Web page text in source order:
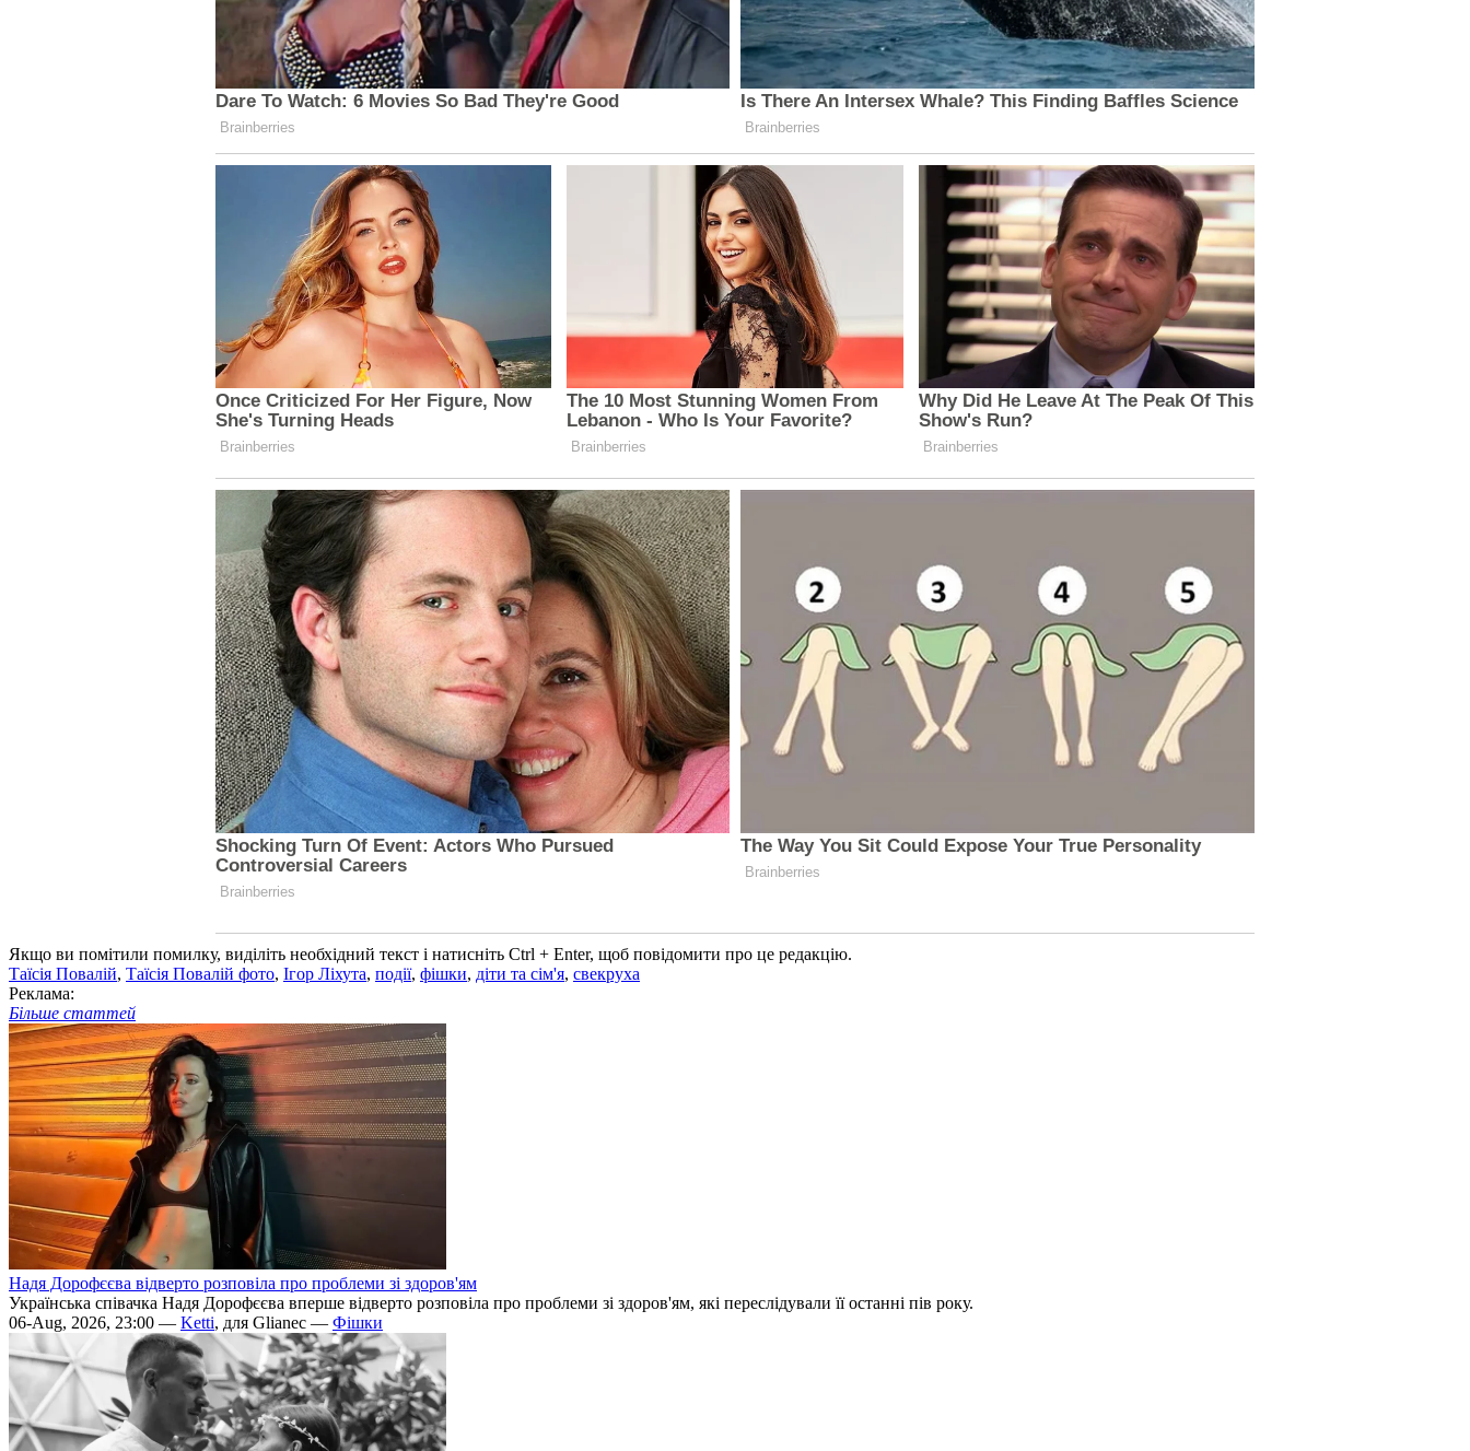
Якщо ви помітили помилку, виділіть необхідний текст і натисніть Ctrl + Enter, щоб повідомити про це редакцію.
Таїсія Повалій, Таїсія Повалій фото, Ігор Ліхута, події, фішки, діти та сім'я, свекруха
Реклама:
Більше статтей
Надя Дорофєєва відверто розповіла про проблеми зі здоров'ям
Українська співачка Надя Дорофєєва вперше відверто розповіла про проблеми зі здоров'ям, які переслідували її останні пів року.
06-Aug, 2026, 23:00 — Ketti, для Glianec — Фішки